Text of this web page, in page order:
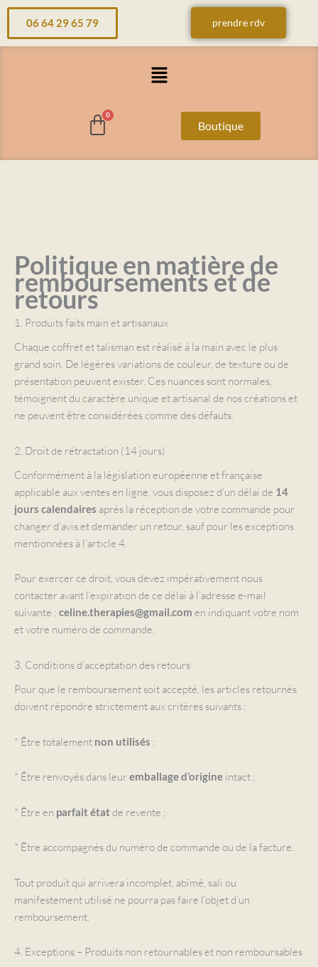
Aller
contenu
06 64 29 65 79 prendre rdv
Menu
Boutique
Politique en matière de
remboursements et de
retours
1. Produits faits main et artisanaux
Chaque coffret et talisman est réalisé à la main avec le plus
grand soin. De légères variations de couleur, de texture ou de
présentation peuvent exister. Ces nuances sont normales,
témoignent du caractère unique et artisanal de nos créations et
ne peuvent être considérées comme des défauts.
2. Droit de rétractation (14 jours)
Conformément à la législation européenne et française
applicable aux ventes en ligne, vous disposez d’un délai de 14
jours calendaires après la réception de votre commande pour
changer d’avis et demander un retour, sauf pour les exceptions
mentionnées à l’article 4.
Pour exercer ce droit, vous devez impérativement nous
contacter avant l’expiration de ce délai à l’adresse e-mail
suivante : celine.therapies@gmail.com en indiquant votre nom
et votre numéro de commande.
3. Conditions d’acceptation des retours
Pour que le remboursement soit accepté, les articles retournés
doivent répondre strictement aux critères suivants :
* Être totalement non utilisés ;
* Être renvoyés dans leuremballage d’origine intact ;
* Être en parfait étatde revente ;
* Être accompagnés du numéro de commande ou de la facture.
Tout produit qui arrivera incomplet, abîmé, sali ou
manifestement utilisé ne pourra pas faire l’objet d’un
remboursement.
4. Exceptions – Produits non retournables et non remboursables